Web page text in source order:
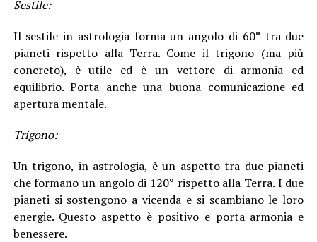
Sestile:
Il sestile in astrologia forma un angolo di 60° tra due
pianeti rispetto alla Terra. Come il trigono (ma più
concreto), è utile ed è un vettore di armonia ed
equilibrio. Porta anche una buona comunicazione ed
apertura mentale.
Trigono:
Un trigono, in astrologia, è un aspetto tra due pianeti
che formano un angolo di 120° rispetto alla Terra. I due
pianeti si sostengono a vicenda e si scambiano le loro
energie. Questo aspetto è positivo e porta armonia e
benessere.